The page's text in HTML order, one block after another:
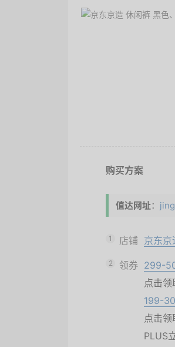
购买方案
值达网址：
1 店铺 京东京
2 领券 299-
点击领
199-
点击领
PLUS